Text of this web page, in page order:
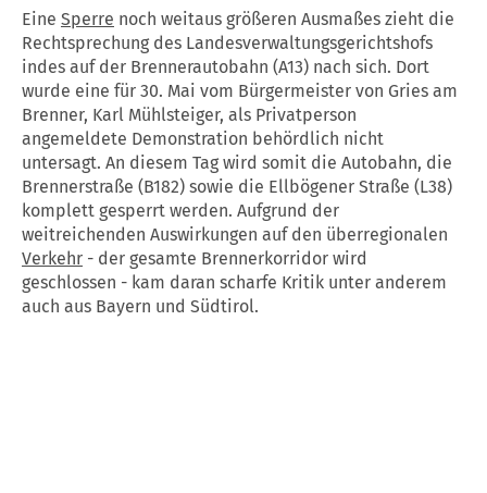
Eine Sperre noch weitaus größeren Ausmaßes zieht die
Rechtsprechung des Landesverwaltungsgerichtshofs
indes auf der Brennerautobahn (A13) nach sich. Dort
wurde eine für 30. Mai vom Bürgermeister von Gries am
Brenner, Karl Mühlsteiger, als Privatperson
angemeldete Demonstration behördlich nicht
untersagt. An diesem Tag wird somit die Autobahn, die
Brennerstraße (B182) sowie die Ellbögener Straße (L38)
komplett gesperrt werden. Aufgrund der
weitreichenden Auswirkungen auf den überregionalen
Verkehr - der gesamte Brennerkorridor wird
geschlossen - kam daran scharfe Kritik unter anderem
auch aus Bayern und Südtirol.